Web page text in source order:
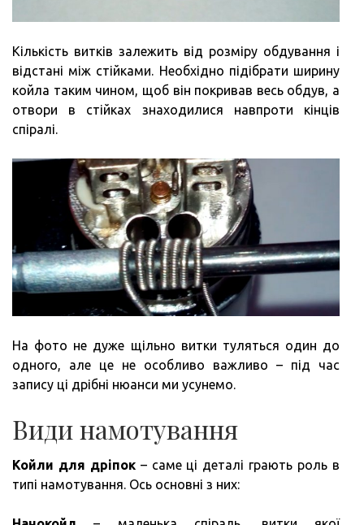
Кількість витків залежить від розміру обдування і
відстані між стійками. Необхідно підібрати ширину
койла таким чином, щоб він покривав весь обдув, а
отвори в стійках знаходилися навпроти кінців
спіралі.
На фото не дуже щільно витки туляться один до
одного, але це не особливо важливо – під час
запису ці дрібні нюанси ми усунемо.
Види намотування
Койли для дріпок– саме ці деталі грають роль в
типі намотування. Ось основні з них: